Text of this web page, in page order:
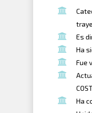
Es
Ha
Fue
Ha